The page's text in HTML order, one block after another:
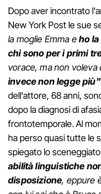
Dopo aver incontrato
New York Post le sue
la moglie Emma eho la
chi sono per i primi
vorace, ma non
invece non legge più"
dell'attore, 68 anni,
dopo la diagnosi di
frontotemporale. Al
ha perso quasi tutte le
spiegato lo
abilità linguistiche
disposizione, eppure